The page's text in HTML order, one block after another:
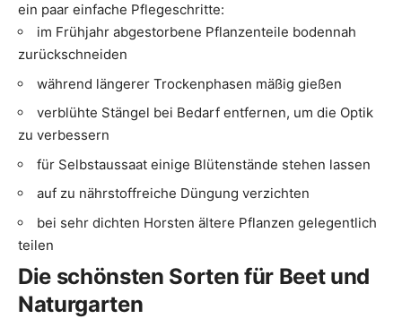
ein paar einfache Pflegeschritte:
im Frühjahr abgestorbene Pflanzenteile bodennah
zurückschneiden
während längerer Trockenphasen mäßig gießen
verblühte Stängel bei Bedarf entfernen, um die Optik
zu verbessern
für Selbstaussaat einige Blütenstände stehen lassen
auf zu nährstoffreiche Düngung verzichten
bei sehr dichten Horsten ältere Pflanzen gelegentlich
teilen
Die schönsten Sorten für Beet und
Naturgarten